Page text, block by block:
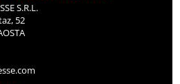
S.R.L.
52